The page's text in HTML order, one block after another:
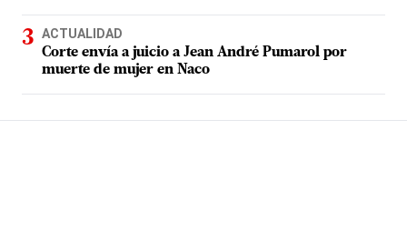
ACTUALIDAD
Corte envía a juicio a Jean André Pumarol por
muerte de mujer en Naco